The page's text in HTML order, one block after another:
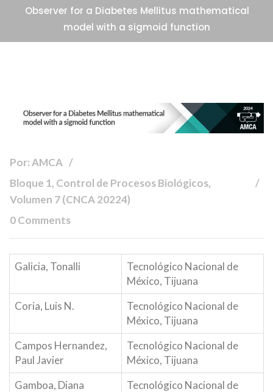
Observer for a Diabetes Mellitus mathematical
model with a sigmoid function
Por: AMCA
Bloque 1, Control de Procesos Biológicos,
Volumen 7 (CNCA 20224)
0 Comments
Galicia, Tonalli
Tecnológico Nacional de
México, Tijuana
Coria, Luis N.
Tecnológico Nacional de
México, Tijuana
Campos Hernandez,
Paul Javier
Tecnológico Nacional de
México, Tijuana
Gamboa, Diana
Tecnológico Nacional de